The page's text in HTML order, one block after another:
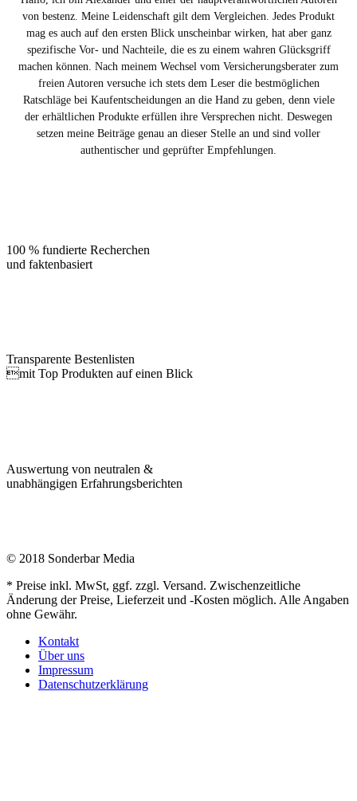
von bestenz. Meine Leidenschaft gilt dem Vergleichen. Jedes Produkt
mag es auch auf den ersten Blick unscheinbar wirken, hat aber ganz
spezifische Vor- und Nachteile, die es zu einem wahren Glücksgriff
machen können. Nach meinem Wechsel vom Versicherungsberater zum
freien Autoren versuche ich stets dem Leser die bestmöglichen
Ratschläge bei Kaufentscheidungen an die Hand zu geben, denn viele
der erhältlichen Produkte erfüllen ihre Versprechen nicht. Deswegen
setzen meine Beiträge genau an dieser Stelle an und sind voller
authentischer und geprüfter Empfehlungen.
100 % fundierte Recherchen
und faktenbasiert
Transparente Bestenlisten
mit Top Produkten auf einen Blick
Auswertung von neutralen &
unabhängigen Erfahrungsberichten
© 2018 Sonderbar Media
* Preise inkl. MwSt, ggf. zzgl. Versand. Zwischenzeitliche
Änderung der Preise, Lieferzeit und -Kosten möglich. Alle Angaben
ohne Gewähr.
Kontakt
Über uns
Impressum
Datenschutzerklärung